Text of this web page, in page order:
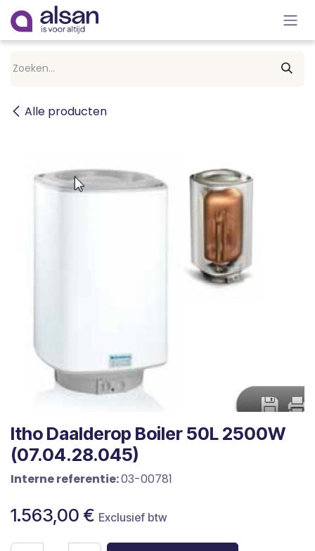
Overslaan naar inhoud
Alle producten
Itho Daalderop Boiler 50L 2500W
(07.04.28.045)
Interne referentie:03-00781
1.563,00 € Exclusief btw